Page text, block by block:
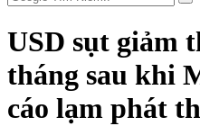
USD sụt giảm
tháng sau khi
cáo lạm phát